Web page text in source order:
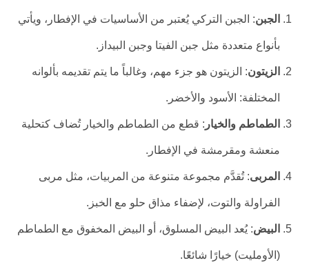
الجبن: الجبن التركي يُعتبر من الأساسيات في الإفطار، ويأتي
بأنواع متعددة مثل جبن الفيتا وجبن البيداز.
الزيتون: الزيتون هو جزء مهم، وغالباً ما يتم تقديمه بألوانه
المختلفة: الأسود والأخضر.
الطماطم والخيار : قطع من الطماطم والخيار تُضاف كتحلية
منعشة ومقرمشة في الإفطار.
المربى: تُقدَّم مجموعة متنوعة من المربيات، مثل مربى
الفراولة والتوت، لإضفاء مذاق حلو مع الخبز.
البيض: يُعد البيض المسلوق، أو البيض المخفوق مع الطماطم
(الأومليت) خيارًا شائعًا.